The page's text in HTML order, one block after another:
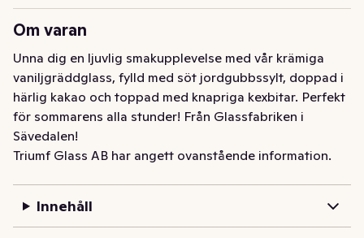
Om varan
Unna dig en ljuvlig smakupplevelse med vår krämiga
vaniljgräddglass, fylld med söt jordgubbssylt, doppad i
härlig kakao och toppad med knapriga kexbitar. Perfekt
för sommarens alla stunder! Från Glassfabriken i
Sävedalen!
Triumf Glass AB har angett ovanstående information.
Innehåll